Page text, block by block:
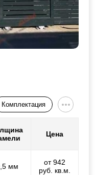
Комплектация
Цена
мм
от 942
руб. кв.м.